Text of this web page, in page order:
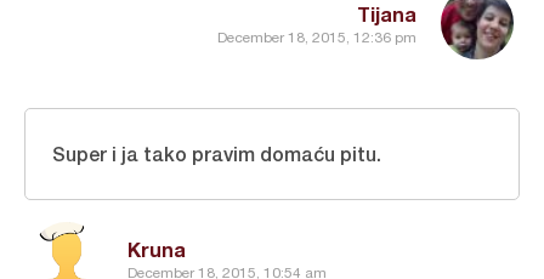
Tijana
December 18, 2015, 12:36 pm
Kruna
December 18, 2015, 10:54 am
Super i ja tako pravim domaću pitu.